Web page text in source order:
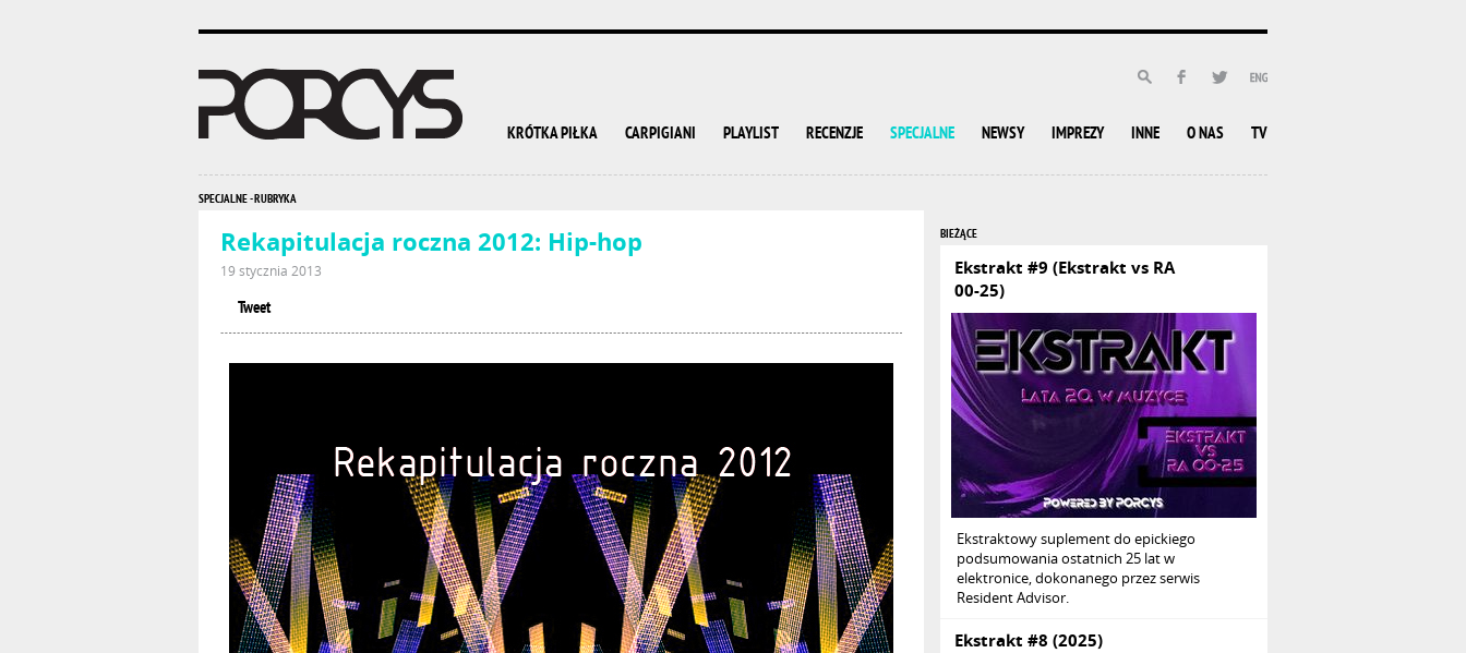
KRÓTKA PIŁKA CARPIGIANI PLAYLIST RECENZJE SPECJALNE NEWSY IMPREZY INNE O NAS TV
SPECJALNE - RUBRYKA
Rekapitulacja roczna 2012: Hip-hop
19 stycznia 2013
Tweet
BIEŻĄCE
Ekstrakt #9 (Ekstrakt vs RA
00-25)
Ekstraktowy suplement do epickiego
podsumowania ostatnich 25 lat w
elektronice, dokonanego przez serwis
Resident Advisor.
Ekstrakt #8 (2025)